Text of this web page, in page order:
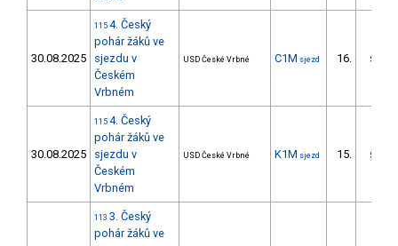
30.08.2025
115 4. Český
pohár žáků ve
sjezdu v
Českém
Vrbném
USD České Vrbné C1M sjezd 16. 5/ZM
30.08.2025
115 4. Český
pohár žáků ve
sjezdu v
Českém
Vrbném
USD České Vrbné K1M sjezd 15. 5/ZM
113 3. Český
pohár žáků ve